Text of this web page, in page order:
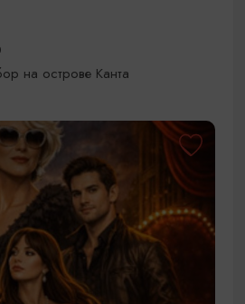
на острове Канта